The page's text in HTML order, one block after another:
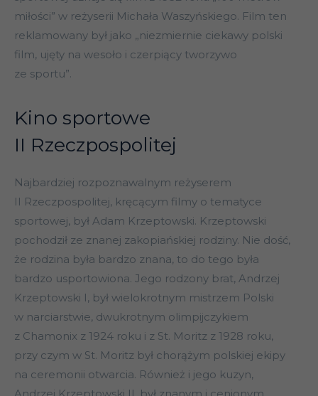
miłości” w reżyserii Michała Waszyńskiego. Film ten
reklamowany był jako „niezmiernie ciekawy polski
film, ujęty na wesoło i czerpiący tworzywo
ze sportu”.
Kino sportowe
II Rzeczpospolitej
Najbardziej rozpoznawalnym reżyserem
II Rzeczpospolitej, kręcącym filmy o tematyce
sportowej, był Adam Krzeptowski. Krzeptowski
pochodził ze znanej zakopiańskiej rodziny. Nie dość,
że rodzina była bardzo znana, to do tego była
bardzo usportowiona. Jego rodzony brat, Andrzej
Krzeptowski I, był wielokrotnym mistrzem Polski
w narciarstwie, dwukrotnym olimpijczykiem
z Chamonix z 1924 roku i z St. Moritz z 1928 roku,
przy czym w St. Moritz był chorążym polskiej ekipy
na ceremonii otwarcia. Również i jego kuzyn,